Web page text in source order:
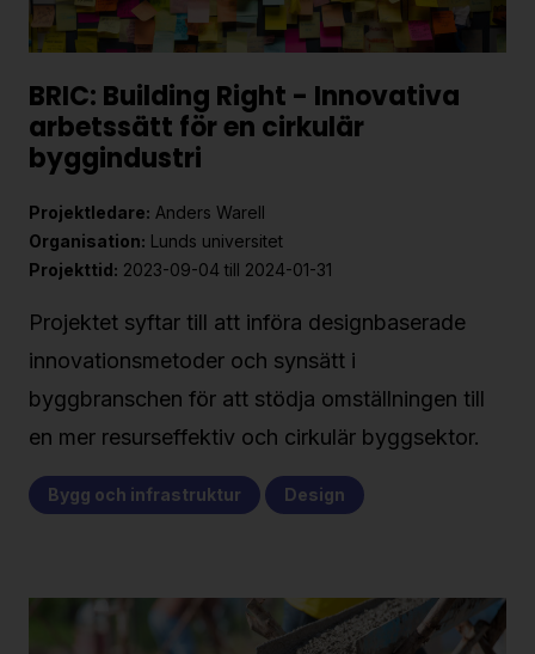
BRIC: Building Right - Innovativa
arbetssätt för en cirkulär
byggindustri
Projektledare: Anders Warell
Organisation: Lunds universitet
Projekttid: 2023-09-04 till 2024-01-31
Projektet syftar till att införa designbaserade
innovationsmetoder och synsätt i
byggbranschen för att stödja omställningen till
en mer resurseffektiv och cirkulär byggsektor.
Bygg och infrastruktur Design